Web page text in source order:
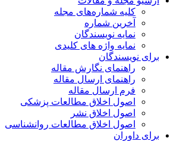
کلیه شماره‌های مجله
آخرین شماره
نمایه نویسندگان
نمایه واژه های کلیدی
برای نویسندگان
راهنمای نگارش مقاله
راهنمای ارسال مقاله
فرم ارسال مقاله
اصول اخلاق مطالعات پزشکی
اصول اخلاق نشر
اصول اخلاق مطالعات روانشناسی
برای داوران